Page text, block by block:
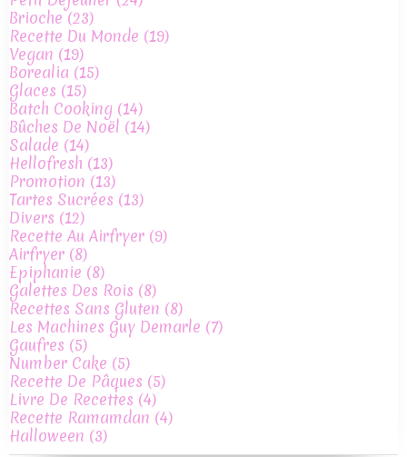
Brioche(23)
Recette Du Monde (19)
Vegan (19)
Borealia (15)
Glaces (15)
Batch Cooking (14)
Bûches De Noël (14)
Salade (14)
Hellofresh (13)
Promotion (13)
Tartes Sucrées (13)
Divers (12)
Recette Au Airfryer (9)
Airfryer (8)
Epiphanie (8)
Galettes Des Rois (8)
Recettes Sans Gluten (8)
Les Machines Guy Demarle (7)
Gaufres (5)
Number Cake (5)
Recette De Pâques (5)
Livre De Recettes (4)
Recette Ramamdan (4)
Halloween (3)